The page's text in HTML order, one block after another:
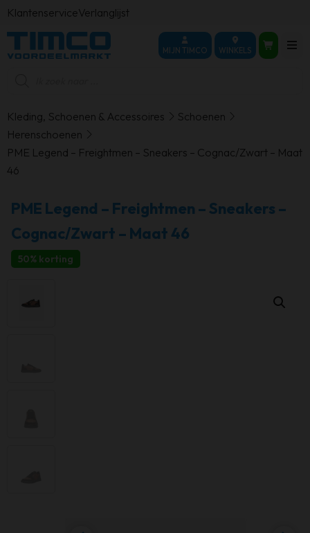
KlantenserviceVerlanglijst
MIJN TIMCO WINKELS
Kleding, Schoenen & Accessoires
Schoenen
Herenschoenen
PME Legend – Freightmen – Sneakers – Cognac/Zwart – Maat
46
PME Legend – Freightmen – Sneakers –
Cognac/Zwart – Maat 46
50% korting